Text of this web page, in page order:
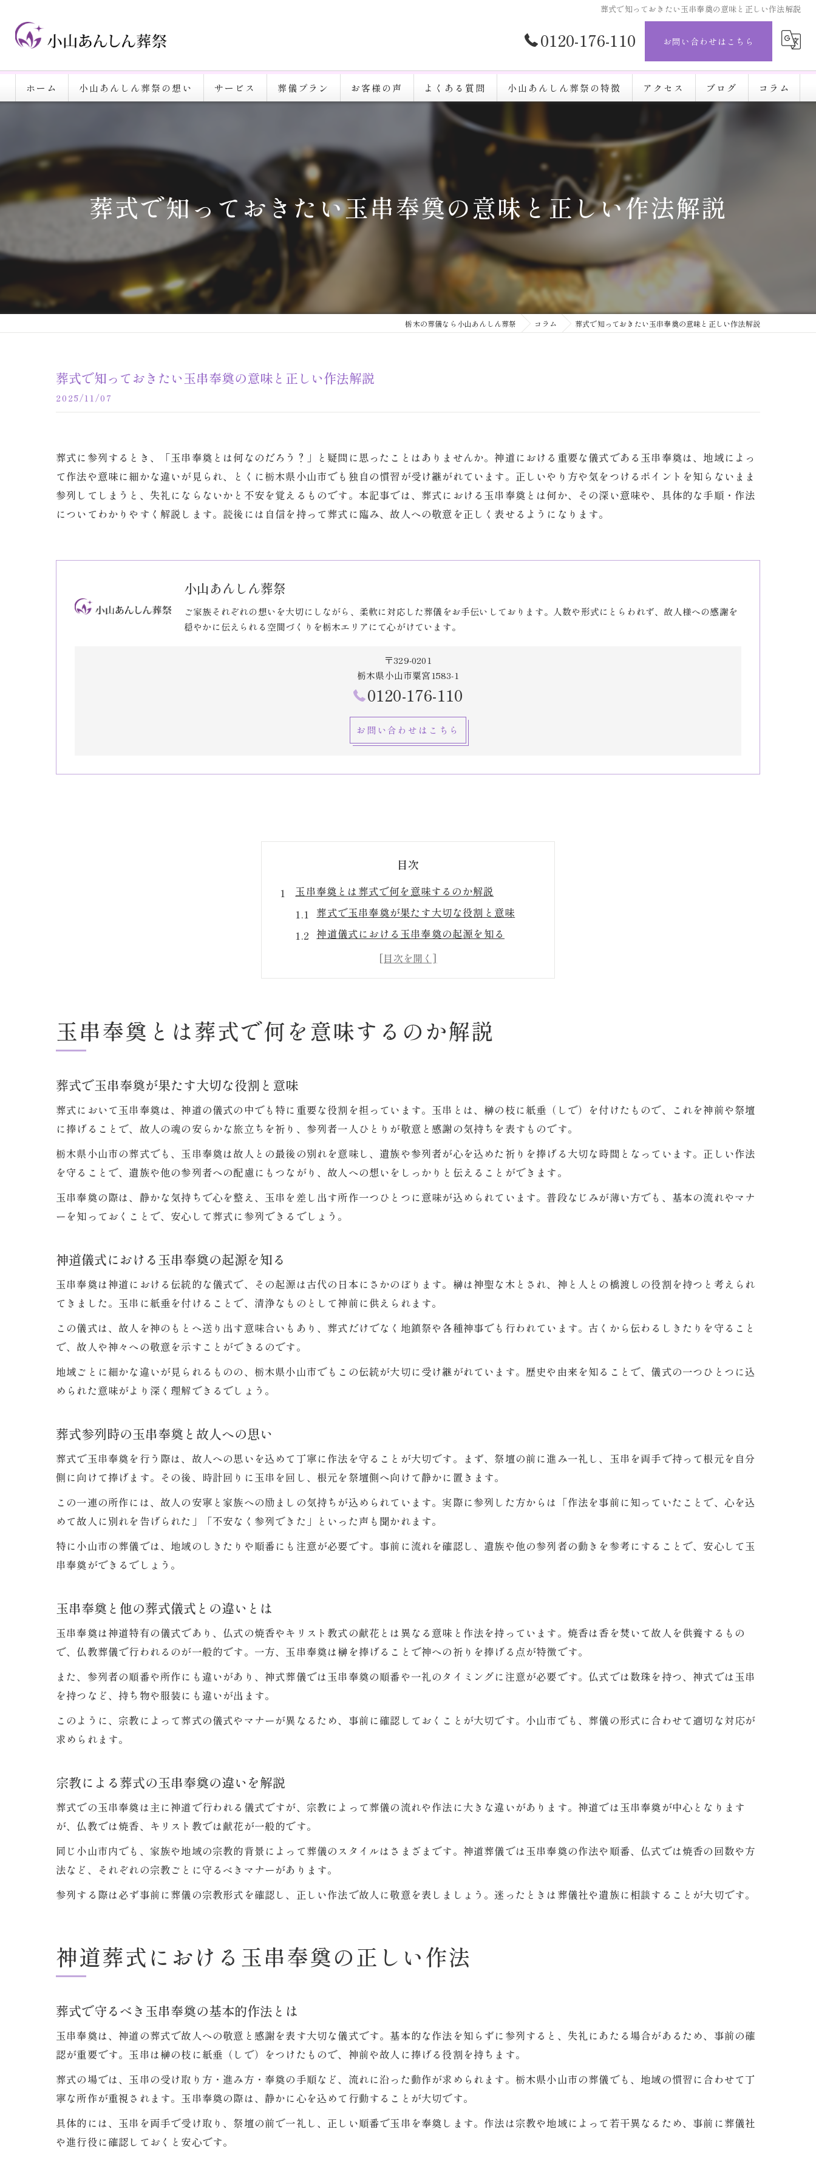
葬式で知っておきたい玉串奉奠の意味と正しい作法解説
0120-176-110 お問い合わせはこちら
ホーム 小山あんしん葬祭の想い サービス 葬儀プラン お客様の声 よくある質問 小山あんしん葬祭の特徴
火葬
告別式
アクセス ブログ コラム
葬式で知っておきたい玉串奉奠の意味と正しい作法解説
栃木の葬儀なら小山あんしん葬祭 コラム 葬式で知っておきたい玉串奉奠の意味と正しい作法解説
葬式で知っておきたい玉串奉奠の意味と正しい作法解説
2025/11/07
葬式に参列するとき、「玉串奉奠とは何なのだろう？」と疑問に思ったことはありませんか。神道における重要な儀式である玉串奉奠は、地域によっ
て作法や意味に細かな違いが見られ、とくに栃木県小山市でも独自の慣習が受け継がれています。正しいやり方や気をつけるポイントを知らないまま
参列してしまうと、失礼にならないかと不安を覚えるものです。本記事では、葬式における玉串奉奠とは何か、その深い意味や、具体的な手順・作法
についてわかりやすく解説します。読後には自信を持って葬式に臨み、故人への敬意を正しく表せるようになります。
小山あんしん葬祭
ご家族それぞれの想いを大切にしながら、柔軟に対応した葬儀をお手伝いしております。人数や形式にとらわれず、故人様への感謝を
穏やかに伝えられる空間づくりを栃木エリアにて心がけています。
〒329-0201
栃木県小山市粟宮1583-1
0120-176-110
お問い合わせはこちら
目次
玉串奉奠とは葬式で何を意味するのか解説
葬式で玉串奉奠が果たす大切な役割と意味
神道儀式における玉串奉奠の起源を知る
葬式参列時の玉串奉奠と故人への思い
玉串奉奠と他の葬式儀式との違いとは
神道葬式における玉串奉奠の正しい作法
葬式で守るべき玉串奉奠の基本的作法とは
イラストで学ぶ葬式玉串奉奠の作法ポイント
葬式で失礼にならない玉串奉奠の注意点
葬式参列時に知っておきたい玉串奉奠の流れ
葬式の玉串奉奠はいつどのように行うのか
参列者が知るべき玉串奉奠の順番と動作
葬式での玉串奉奠は誰がどの順番で行う？
葬式参列時の玉串奉奠で注意すべきポイント
地域で異なる玉串奉奠の順番や流れを学ぶ
葬式で玉串奉奠を行う際の服装とマナー
家族や参列者と情報を共有する葬式準備
神道葬式で玉串奉奠を安心して行うために
イラスト付きで学ぶ葬式の玉串奉奠作法
イラストで理解する葬式の玉串奉奠作法の基本
葬式参列時に役立つ玉串奉奠作法の図解紹介
玉串奉奠とは葬式で何を意味するのか解説
葬式で玉串奉奠が果たす大切な役割と意味
葬式において玉串奉奠は、神道の儀式の中でも特に重要な役割を担っています。玉串とは、榊の枝に紙垂（しで）を付けたもので、これを神前や祭壇
に捧げることで、故人の魂の安らかな旅立ちを祈り、参列者一人ひとりが敬意と感謝の気持ちを表すものです。
栃木県小山市の葬式でも、玉串奉奠は故人との最後の別れを意味し、遺族や参列者が心を込めた祈りを捧げる大切な時間となっています。正しい作法
を守ることで、遺族や他の参列者への配慮にもつながり、故人への想いをしっかりと伝えることができます。
玉串奉奠の際は、静かな気持ちで心を整え、玉串を差し出す所作一つひとつに意味が込められています。普段なじみが薄い方でも、基本の流れやマナ
ーを知っておくことで、安心して葬式に参列できるでしょう。
神道儀式における玉串奉奠の起源を知る
玉串奉奠は神道における伝統的な儀式で、その起源は古代の日本にさかのぼります。榊は神聖な木とされ、神と人との橋渡しの役割を持つと考えられ
てきました。玉串に紙垂を付けることで、清浄なものとして神前に供えられます。
この儀式は、故人を神のもとへ送り出す意味合いもあり、葬式だけでなく地鎮祭や各種神事でも行われています。古くから伝わるしきたりを守ること
で、故人や神々への敬意を示すことができるのです。
地域ごとに細かな違いが見られるものの、栃木県小山市でもこの伝統が大切に受け継がれています。歴史や由来を知ることで、儀式の一つひとつに込
められた意味がより深く理解できるでしょう。
葬式参列時の玉串奉奠と故人への思い
葬式で玉串奉奠を行う際は、故人への思いを込めて丁寧に作法を守ることが大切です。まず、祭壇の前に進み一礼し、玉串を両手で持って根元を自分
側に向けて捧げます。その後、時計回りに玉串を回し、根元を祭壇側へ向けて静かに置きます。
この一連の所作には、故人の安寧と家族への励ましの気持ちが込められています。実際に参列した方からは「作法を事前に知っていたことで、心を込
めて故人に別れを告げられた」「不安なく参列できた」といった声も聞かれます。
特に小山市の葬儀では、地域のしきたりや順番にも注意が必要です。事前に流れを確認し、遺族や他の参列者の動きを参考にすることで、安心して玉
串奉奠ができるでしょう。
玉串奉奠と他の葬式儀式との違いとは
玉串奉奠は神道特有の儀式であり、仏式の焼香やキリスト教式の献花とは異なる意味と作法を持っています。焼香は香を焚いて故人を供養するもの
で、仏教葬儀で行われるのが一般的です。一方、玉串奉奠は榊を捧げることで神への祈りを捧げる点が特徴です。
また、参列者の順番や所作にも違いがあり、神式葬儀では玉串奉奠の順番や一礼のタイミングに注意が必要です。仏式では数珠を持つ、神式では玉串
を持つなど、持ち物や服装にも違いが出ます。
このように、宗教によって葬式の儀式やマナーが異なるため、事前に確認しておくことが大切です。小山市でも、葬儀の形式に合わせて適切な対応が
求められます。
宗教による葬式の玉串奉奠の違いを解説
葬式での玉串奉奠は主に神道で行われる儀式ですが、宗教によって葬儀の流れや作法に大きな違いがあります。神道では玉串奉奠が中心となります
が、仏教では焼香、キリスト教では献花が一般的です。
同じ小山市内でも、家族や地域の宗教的背景によって葬儀のスタイルはさまざまです。神道葬儀では玉串奉奠の作法や順番、仏式では焼香の回数や方
法など、それぞれの宗教ごとに守るべきマナーがあります。
参列する際は必ず事前に葬儀の宗教形式を確認し、正しい作法で故人に敬意を表しましょう。迷ったときは葬儀社や遺族に相談することが大切です。
神道葬式における玉串奉奠の正しい作法
葬式で守るべき玉串奉奠の基本的作法とは
玉串奉奠は、神道の葬式で故人への敬意と感謝を表す大切な儀式です。基本的な作法を知らずに参列すると、失礼にあたる場合があるため、事前の確
認が重要です。玉串は榊の枝に紙垂（しで）をつけたもので、神前や故人に捧げる役割を持ちます。
葬式の場では、玉串の受け取り方・進み方・奉奠の手順など、流れに沿った動作が求められます。栃木県小山市の葬儀でも、地域の慣習に合わせて丁
寧な所作が重視されます。玉串奉奠の際は、静かに心を込めて行動することが大切です。
具体的には、玉串を両手で受け取り、祭壇の前で一礼し、正しい順番で玉串を奉奠します。作法は宗教や地域によって若干異なるため、事前に葬儀社
や進行役に確認しておくと安心です。